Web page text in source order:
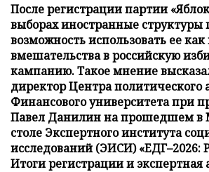
После регистрации партии
выборах иностранные структуры
возможность использовать ее
вмешательства в российскую
кампанию. Такое мнение
директор Центра политического
Финансового университета при
Павел Данилин на прошедшем в
столе Экспертного института
исследований (ЭИСИ) «ЕДГ–2026:
Итоги регистрации и экспертная